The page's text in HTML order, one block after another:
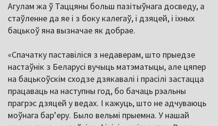
Агулам жа ў Таццяны больш пазітыўнага досведу, а
стаўленне да яе і з боку калегаў, і дзяцей, і іхных
бацькоў яна вызначае як добрае.
«Спачатку паставіліся з недаверам, што прыедзе
настаўнік з Беларусі вучыць матэматыцы, але цяпер
на бацькоўскім сходзе дзякавалі і прасілі застацца
працаваць на наступны год, бо бачаць рэальны
прагрэс дзяцей у ведах. І кажуць, што не адчуваюць
моўнага бар’еру. Было вельмі прыемна. У нашай